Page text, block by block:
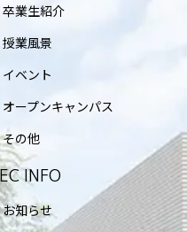
卒業生紹介
授業風景
イベント
オープンキャンパス
その他
INFO
お知らせ